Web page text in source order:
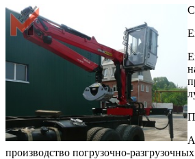
С
производство погрузочно-разгрузочных